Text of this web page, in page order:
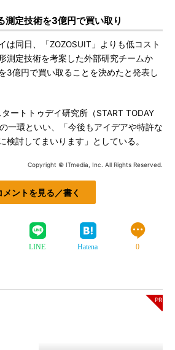
測定技術を3億円で買い取り
同日、「ZOZOSUIT」よりも低コスト
測定技術を考案した外部研究チームか
3億円で買い取ることを決めたと発表し
ートトゥデイ研究所（START TODAY
一環といい、「今後もアイデアや特許な
検討してまいります」としている。
Copyright © ITmedia, Inc. All Rights Reserved.
メントを見る／書く
LINE Hatena 0